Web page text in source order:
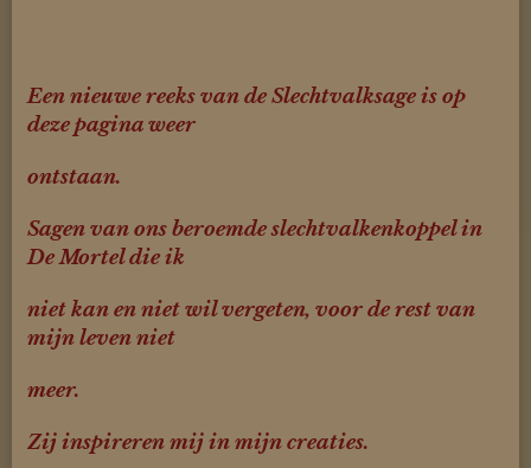
Een nieuwe reeks van de Slechtvalksage is op
deze pagina weer
ontstaan.
Sagen van ons beroemde slechtvalkenkoppel in
De Mortel die ik
niet kan enniet wil vergeten, voor de rest van
mijn leven niet
meer.
Zij inspireren mij in mijn creaties.